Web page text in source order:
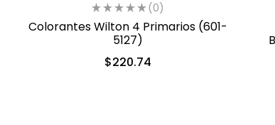
(0)
Colorantes Wilton 4 Primarios (601-
5127)
$220.74